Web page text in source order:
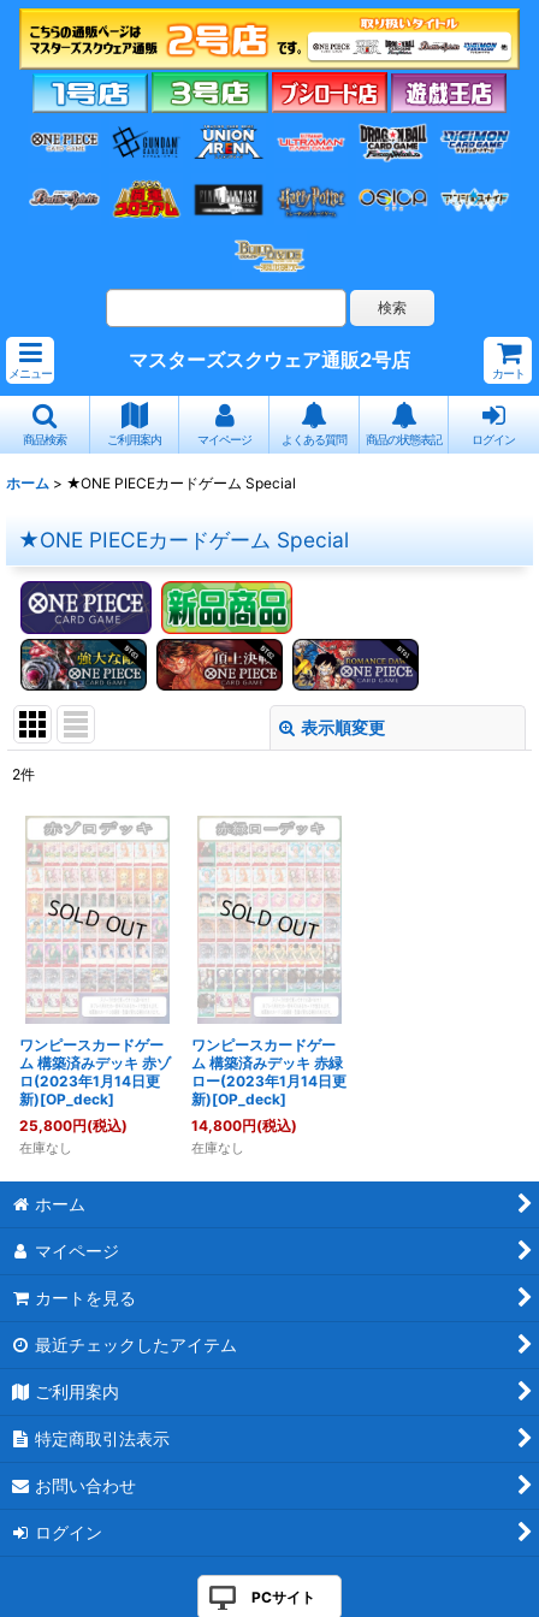
メニュー
マスターズスクウェア通販2号店
カート
商品検索 ご利用案内 マイページ よくある質問 商品の状態表記 ログイン
ホーム > ★ONE PIECEカードゲーム Special
★ONE PIECEカードゲーム Special
表示順変更
表示数:
在庫あり
並び順:
絞り込む
2件
ワンピースカードゲー
ム 構築済みデッキ 赤ゾ
ロ(2023年1月14日更
新)[OP_deck]
25,800円(税込)
在庫なし
ワンピースカードゲー
ム 構築済みデッキ 赤緑
ロー(2023年1月14日更
新)[OP_deck]
14,800円(税込)
在庫なし
ホーム
マイページ
カートを見る
最近チェックしたアイテム
ご利用案内
特定商取引法表示
お問い合わせ
ログイン
PCサイト